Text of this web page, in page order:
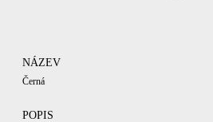
NÁZEV
Černá
POPIS